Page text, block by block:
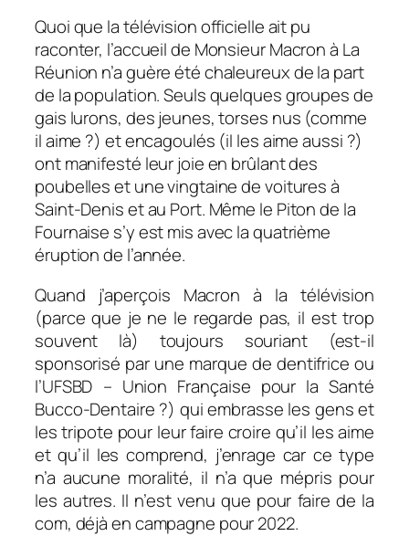
Quoi que la télévision officielle ait pu
raconter, l’accueil de Monsieur Macron à La
Réunion n’a guère été chaleureux de la part
de la population. Seuls quelques groupes de
gais lurons, des jeunes, torses nus (comme
il aime ?) et encagoulés (il les aime aussi ?)
ont manifesté leur joie en brûlant des
poubelles et une vingtaine de voitures à
Saint-Denis et au Port. Même le Piton de la
Fournaise s’y est mis avec la quatrième
éruption de l’année.
Quand j’aperçois Macron à la télévision
(parce que je ne le regarde pas, il est trop
souvent là) toujours souriant (est-il
sponsorisé par une marque de dentifrice ou
l’UFSBD – Union Française pour la Santé
Bucco-Dentaire ?) qui embrasse les gens et
les tripote pour leur faire croire qu’il les aime
et qu’il les comprend, j’enrage car ce type
n’a aucune moralité, il n’a que mépris pour
les autres. Il n’est venu que pour faire de la
com, déjà en campagne pour 2022.